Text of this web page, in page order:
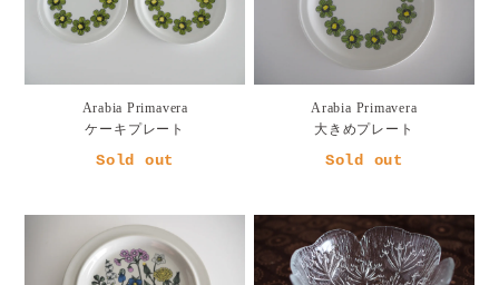
Arabia Primavera
ケーキプレート
Sold out
Arabia Primavera
大きめプレート
Sold out